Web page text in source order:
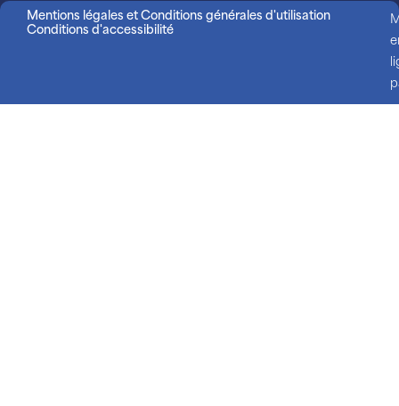
Mentions légales et Conditions générales d'utilisation
Conditions d'accessibilité